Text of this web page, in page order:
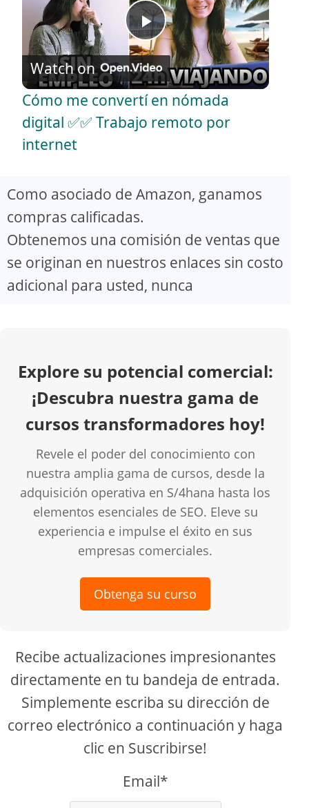
P
l
a
V
i
d
o
Watch on
Cómo me convertí en nómada
digital ✅✅ Trabajo remoto por
internet
Como asociado de Amazon, ganamos
compras calificadas.
Obtenemos una comisión de ventas que
se originan en nuestros enlaces sin costo
adicional para usted, nunca
Explore su potencial comercial:
¡Descubra nuestra gama de
cursos transformadores hoy!
Revele el poder del conocimiento con
nuestra amplia gama de cursos, desde la
adquisición operativa en S/4hana hasta los
elementos esenciales de SEO. Eleve su
experiencia e impulse el éxito en sus
empresas comerciales.
Obtenga su curso
Recibe actualizaciones impresionantes
directamente en tu bandeja de entrada.
Simplemente escriba su dirección de
correo electrónico a continuación y haga
clic en Suscribirse!
Email*